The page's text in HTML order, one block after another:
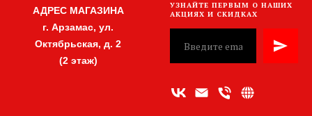
АДРЕС МАГАЗИНА
г. Арзамас, ул.
Октябрьская, д. 2
(2 этаж)
УЗНАЙТЕ ПЕРВЫМ О НАШИХ
АКЦИЯХ И СКИДКАХ